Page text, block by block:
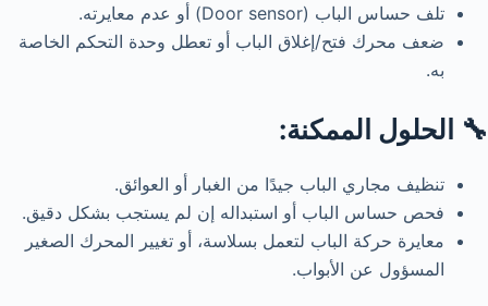
تلف حساس الباب (Door sensor) أو عدم معايرته.
ضعف محرك فتح/إغلاق الباب أو تعطل وحدة التحكم الخاصة
به.
🔧 الحلول الممكنة:
تنظيف مجاري الباب جيدًا من الغبار أو العوائق.
فحص حساس الباب أو استبداله إن لم يستجب بشكل دقيق.
معايرة حركة الباب لتعمل بسلاسة، أو تغيير المحرك الصغير
المسؤول عن الأبواب.